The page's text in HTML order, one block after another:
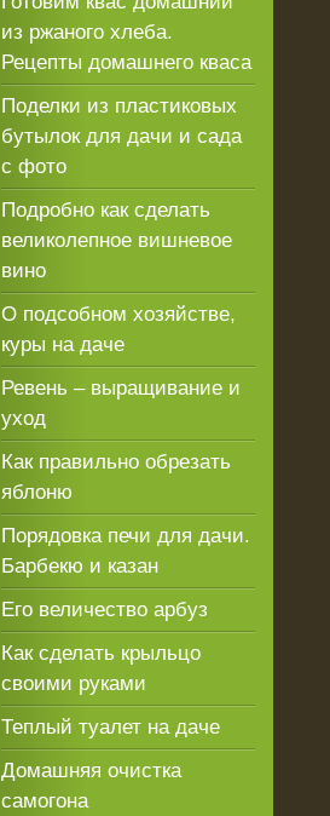
из ржаного хлеба.
Рецепты домашнего кваса
Поделки из пластиковых
бутылок для дачи и сада
с фото
Подробно как сделать
великолепное вишневое
вино
О подсобном хозяйстве,
куры на даче
Ревень – выращивание и
уход
Как правильно обрезать
яблоню
Порядовка печи для дачи.
Барбекю и казан
Его величество арбуз
Как сделать крыльцо
своими руками
Теплый туалет на даче
Домашняя очистка
самогона